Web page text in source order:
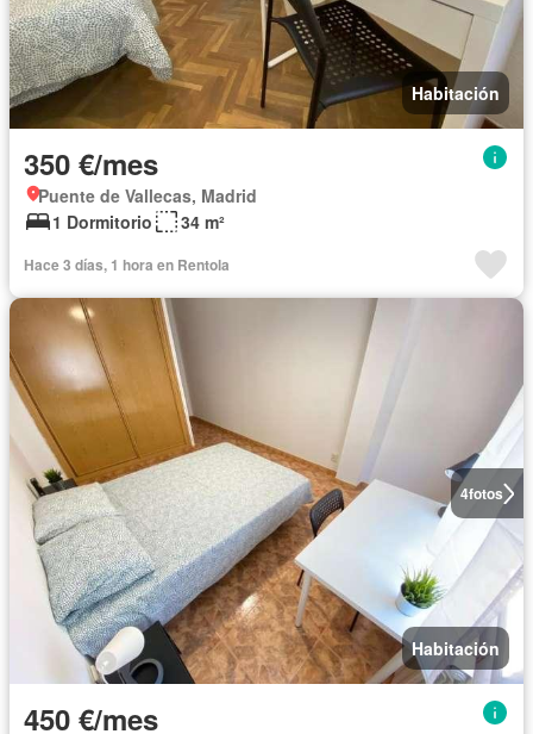
Habitación
350 €/mes
Puente de Vallecas, Madrid
1 Dormitorio
34 m²
Hace 3 días, 1 hora en Rentola
4fotos
Habitación
450 €/mes